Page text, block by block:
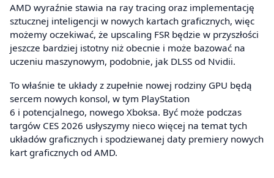
AMD wyraźnie stawia na ray tracing oraz implementację
sztucznej inteligencji w nowych kartach graficznych, więc
możemy oczekiwać, że upscaling FSR będzie w przyszłości
jeszcze bardziej istotny niż obecnie i może bazować na
uczeniu maszynowym, podobnie, jak DLSS od Nvidii.
To właśnie te układy z zupełnie nowej rodziny GPU będą
sercem nowych konsol, w tym PlayStation
6 i potencjalnego, nowego Xboksa. Być może podczas
targów CES 2026 usłyszymy nieco więcej na temat tych
układów graficznych i spodziewanej daty premiery nowych
kart graficznych od AMD.